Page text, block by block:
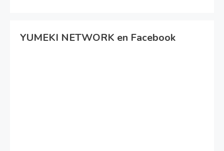
YUMEKI NETWORK en Facebook